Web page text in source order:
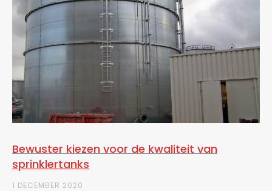
Bewuster kiezen voor de kwaliteit van
sprinklertanks
1 DECEMBER 2020